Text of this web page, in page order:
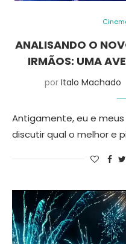
ANALISANDO O
IRMÃOS: UMA
por Italo Machado
Antigamente, eu e
discutir qual o melhor e